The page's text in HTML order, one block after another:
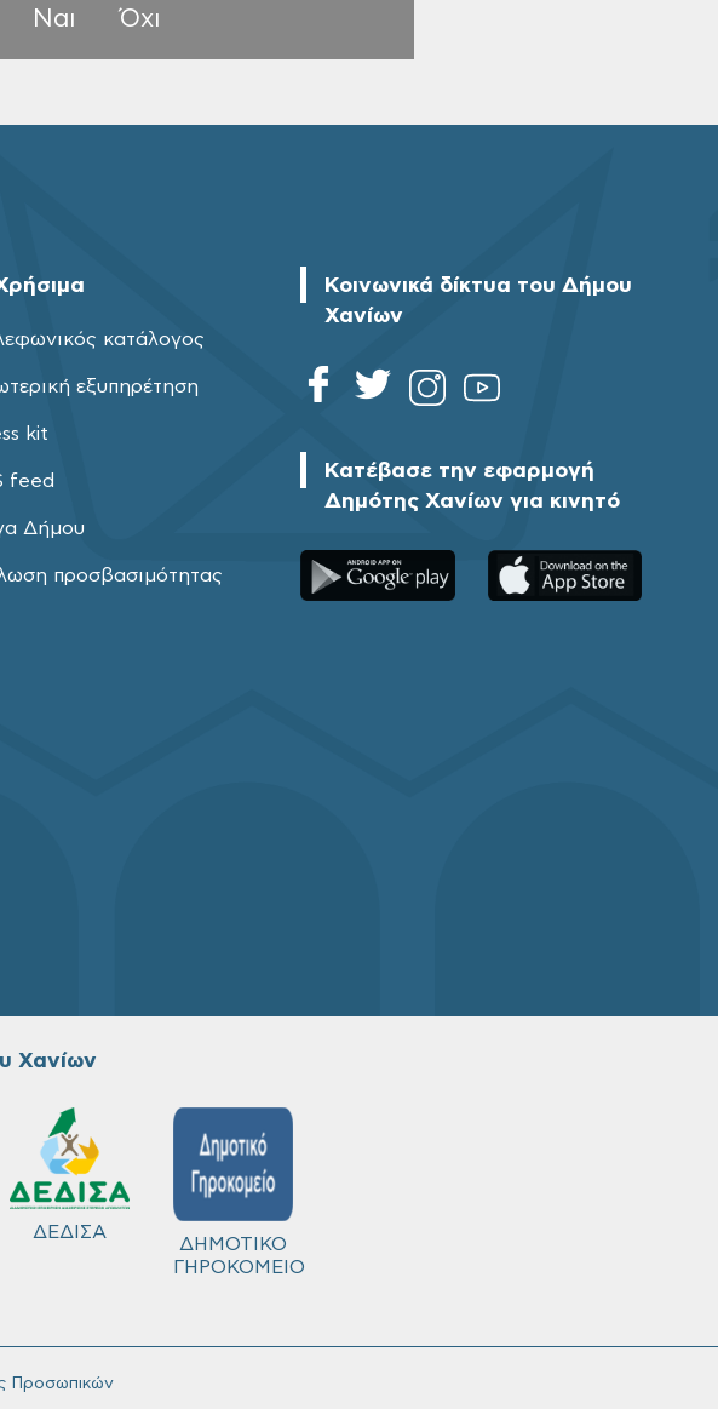
Ναι Όχι
κατάλογος
εξυπηρέτηση
kit
feed
Δήμου
προσβασιμότητας
Κοινωνικά δίκτυα του Δήμου
Χανίων
Κατέβασε την εφαρμογή
Δημότης Χανίων για κινητό
Χανίων
ΔΕΔΙΣΑ
ΔΗΜΟΤΙΚΟ
ΓΗΡΟΚΟΜΕΙΟ
Προσωπικών